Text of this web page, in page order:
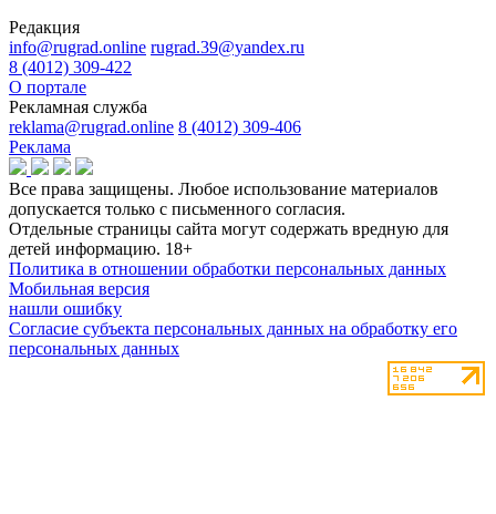
Редакция
info@rugrad.online rugrad.39@yandex.ru
8 (4012) 309-422
О портале
Рекламная служба
reklama@rugrad.online 8 (4012) 309-406
Реклама
Все права защищены. Любое использование материалов
допускается только с письменного согласия.
Отдельные страницы сайта могут содержать вредную для
детей информацию. 18+
Политика в отношении обработки персональных данных
Мобильная версия
нашли ошибку
Согласие субъекта персональных данных на обработку его
персональных данных